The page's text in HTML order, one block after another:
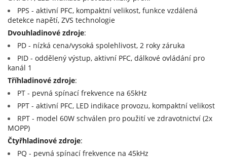
PPS - aktivní PFC, kompaktní velikost, funkce vzdálená
detekce napětí, ZVS technologie
Dvouhladinové zdroje:
PD - nízká cena/vysoká spolehlivost, 2 roky záruka
PID - oddělený výstup, aktivní PFC, dálkové ovládání pro
kanál 1
Tříhladinové zdroje:
PT - pevná spínací frekvence na 65kHz
PPT - aktivní PFC, LED indikace provozu, kompaktní velikost
RPT - model 60W schválen pro použití ve zdravotnictví (2x
MOPP)
Čtyřhladinové zdroje:
PQ - pevná spínací frekvence na 45kHz